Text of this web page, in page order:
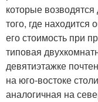
которые
того, где находится
его стоимость при
типовая
девятиэтажке
на юго-востоке
аналогичная на